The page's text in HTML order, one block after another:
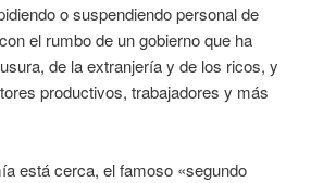
o suspendiendo personal de
el rumbo de un gobierno que ha
de la extranjería y de los ricos, y
productivos, trabajadores y más
está cerca, el famoso «segundo